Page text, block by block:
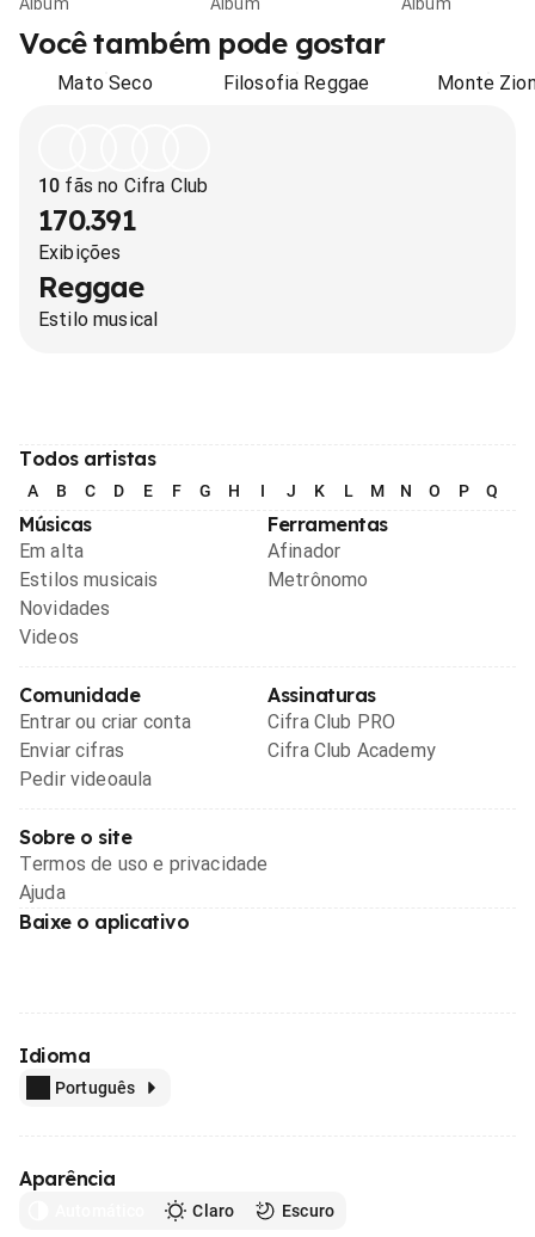
Você também pode gostar
Mato Seco Filosofia Reggae Monte
10 fãs no Cifra Club
170.391
Exibições
Reggae
Estilo musical
Todos artistas
A B C D E F G H I J K L M N O P Q
Músicas
Em alta
Estilos musicais
Novidades
Videos
Ferramentas
Afinador
Metrônomo
Comunidade
Entrar ou criar conta
Enviar cifras
Pedir videoaula
Assinaturas
Cifra Club PRO
Cifra Club Academy
Sobre o site
Termos de uso e privacidade
Ajuda
Baixe o aplicativo
Idioma
Português
Aparência
Claro Escuro